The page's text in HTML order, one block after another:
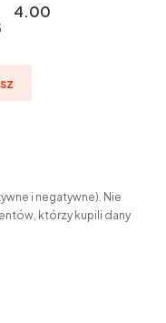
4.00
i negatywne). Nie
którzy kupili dany